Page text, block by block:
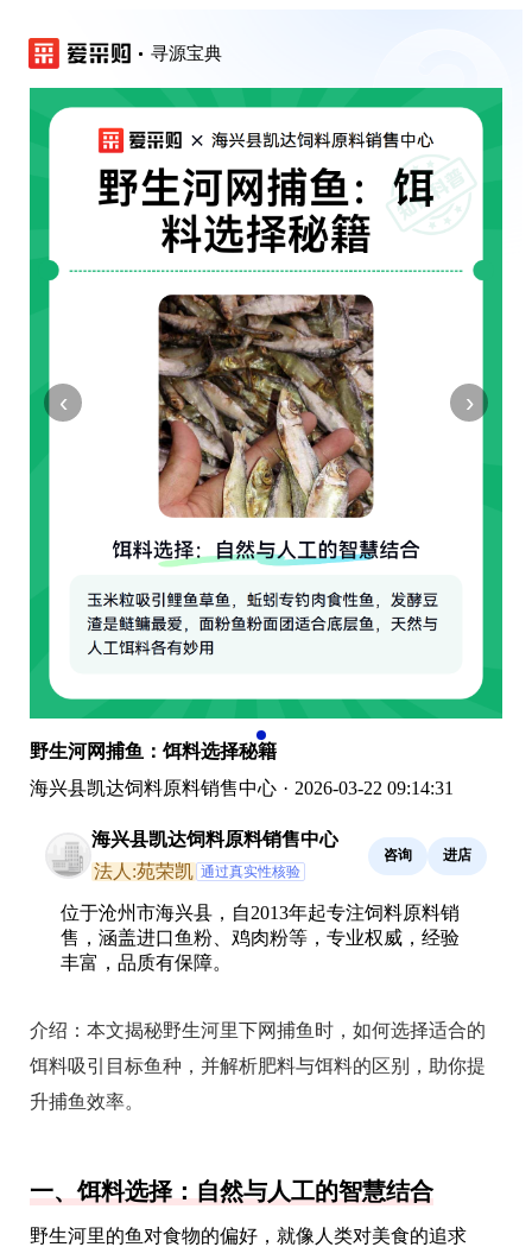
寻源宝典
‹ ›
野生河网捕鱼：饵料选择秘籍
海兴县凯达饲料原料销售中心 · 2026-03-22 09:14:31
海兴县凯达饲料原料销售中心
法人:苑荣凯 通过真实性核验
咨询 进店
位于沧州市海兴县，自2013年起专注饲料原料销
售，涵盖进口鱼粉、鸡肉粉等，专业权威，经验
丰富，品质有保障。
介绍： 本文揭秘野生河里下网捕鱼时，如何选择适合的
饵料吸引目标鱼种，并解析肥料与饵料的区别，助你提
升捕鱼效率。
一、饵料选择：自然与人工的智慧结合
野生河里的鱼对食物的偏好，就像人类对美食的追求